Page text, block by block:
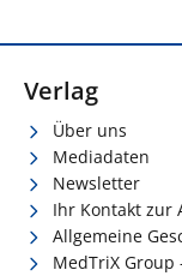
Verlag
Über uns
Mediadaten
Newsletter
Ihr Kontakt zur
Allgemeine
MedTriX